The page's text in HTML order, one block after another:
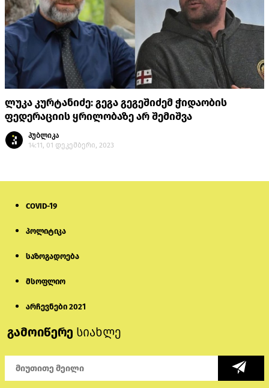
ლუკა კურტანიძე: გეგა გეგეშიძემ ჭიდაობის
ფედერაციის ყრილობაზე არ შემიშვა
პუბლიკა
14:11, 01 დეკემბერი, 2023
COVID-19
პოლიტიკა
საზოგადოება
მსოფლიო
არჩევნები 2021
გამოიწერე სიახლე